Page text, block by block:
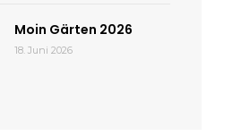
Moin Gärten 2026
18. Juni 2026